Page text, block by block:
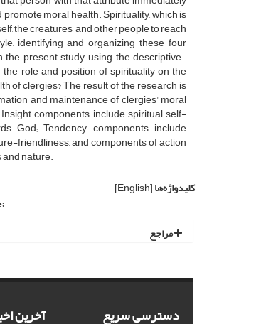
moral health. Spirituality, which is
the creatures, and other people to reach
identifying and organizing these four
present study, using the descriptive-
role and position of spirituality on the
of clergies? The result of the research is
and maintenance of clergies' moral
components include spiritual self-
God; Tendency components include
friendliness, and components of action
nature.
کلیدواژه‌ها[English]
مراجع
دسترسی سریع آخرین